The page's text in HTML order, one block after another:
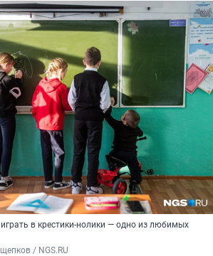
в крестики-нолики — одно из любимых
/ NGS.RU